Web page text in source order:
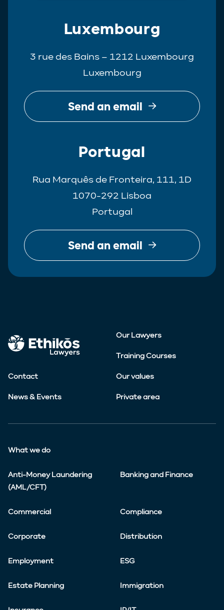
Luxembourg
3 rue des Bains – 1212 Luxembourg
Luxembourg
Send an email
Portugal
Rua Marquês de Fronteira, 111, 1D
1070-292 Lisboa
Portugal
Send an email
Our Lawyers
Training Courses
Contact Our values
News & Events Private area
What we do
Anti-Money Laundering
(AML/CFT)
Banking and Finance
Commercial Compliance
Corporate Distribution
Employment ESG
Estate Planning Immigration